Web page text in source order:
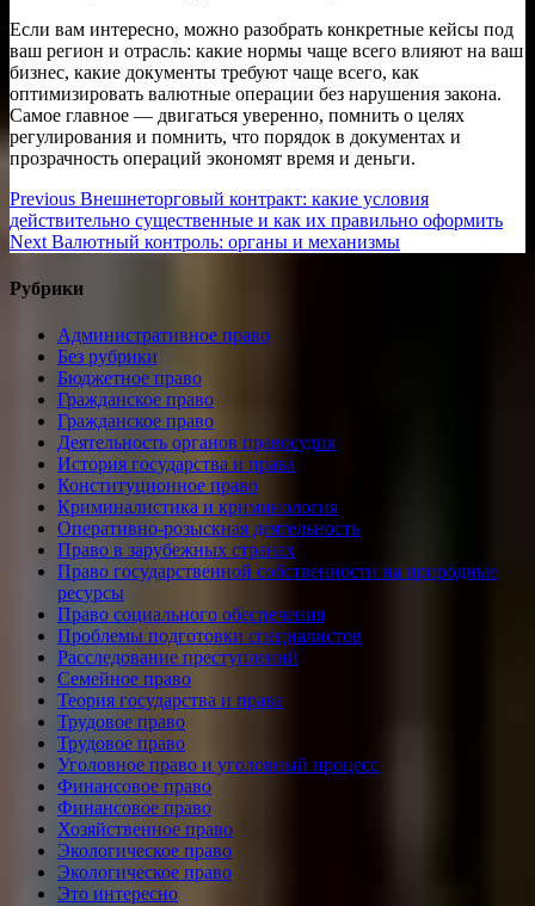
Если вам интересно, можно разобрать конкретные кейсы под
ваш регион и отрасль: какие нормы чаще всего влияют на ваш
бизнес, какие документы требуют чаще всего, как
оптимизировать валютные операции без нарушения закона.
Самое главное — двигаться уверенно, помнить о целях
регулирования и помнить, что порядок в документах и
прозрачность операций экономят время и деньги.
Навигация
по
Previous Previous
post:
Внешнеторговый контракт: какие условия
действительно существенные и как их правильно оформить
Next Next
Валютный контроль: органы и механизмы
Рубрики
Административное право
Без рубрики
Бюджетное право
Гражданское право
Гражданское право
Деятельность органов правосудия
История государства и права
Конституционное право
Криминалистика и криминология
Оперативно-розыскная деятельность
Право в зарубежных странах
Право государственной собственности на природные
ресурсы
Право социального обеспечения
Проблемы подготовки специалистов
Расследование преступлений
Семейное право
Теория государства и права
Трудовое право
Трудовое право
Уголовное право и уголовный процесс
Финансовое право
Финансовое право
Хозяйственное право
Экологическое право
Экологическое право
Это интересно